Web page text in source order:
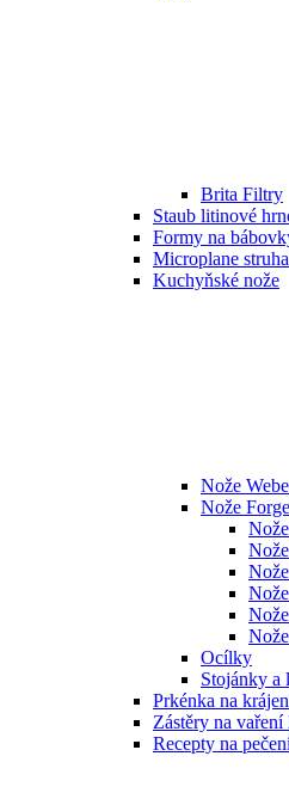
Brita Filtry
Staub litinové
Formy na
Microplane
Kuchyňské nože
Nože
Nože
Ocílky
Stojánky a
Prkénka na
Zástěry na
Recepty na